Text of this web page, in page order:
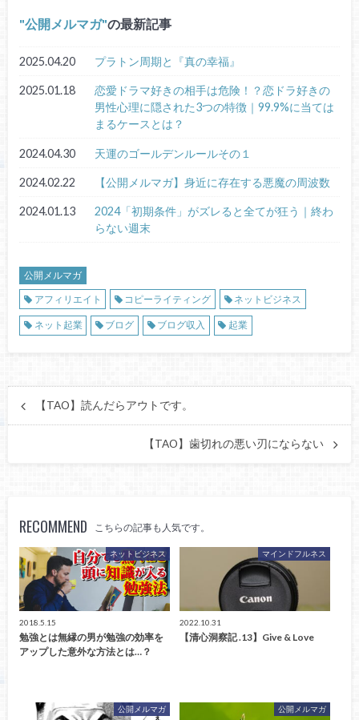
公開メルマガ の最新記事
2025.04.20 プラトン周期と『真の幸福』
2025.01.18
恋愛ドラマ好きの相手は危険！？恋ドラ好きの
男性心理に隠された3つの特徴｜99.9%に当ては
まるケースとは？
2024.04.30 天運のゴールデンルールその１
2024.02.22 【公開メルマガ】身近に存在する悪魔の周波数
2024.01.13
2024「初期条件」がズレると全てが狂う｜終わ
らない週末
公開メルマガ
アフィリエイト
コピーライティング ネットビジネス
ネット起業 ブログ ブログ収入 起業
【TAO】読んだらアウトです。
【TAO】歯切れの悪い刃にならない
RECOMMEND こちらの記事も人気です。
ネットビジネス
2018.5.15
勉強とは無縁の男が勉強の効率を
アップした意外な方法とは…？
マインドフルネス
2022.10.31
【清心洞察記 .13】Give & Love
公開メルマガ 公開メルマガ